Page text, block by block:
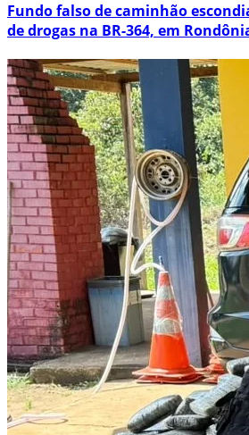
Fundo falso de caminhão
de drogas na BR-364, em